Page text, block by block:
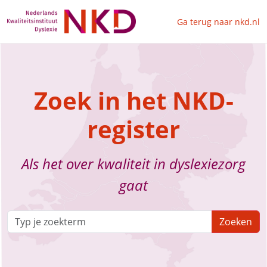
Ga terug naar nkd.nl
Zoek in het NKD-
register
Als het over kwaliteit in dyslexiezorg
gaat
Zoeken